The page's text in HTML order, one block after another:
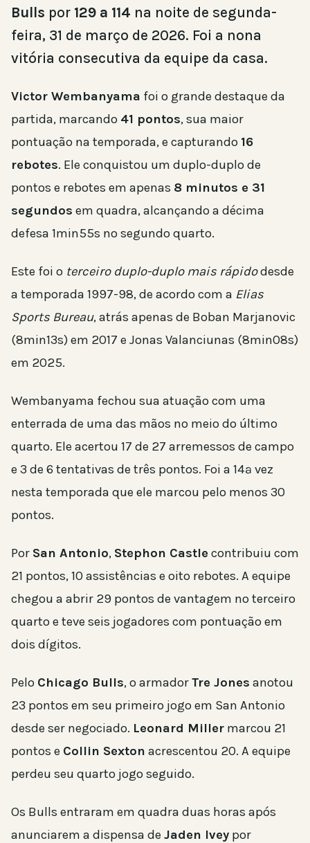
Bulls por 129 a 114 na noite de segunda-
feira, 31 de março de 2026. Foi a nona
vitória consecutiva da equipe da casa.
Victor Wembanyama foi o grande destaque da
partida, marcando 41 pontos, sua maior
pontuação na temporada, e capturando 16
rebotes. Ele conquistou um duplo-duplo de
pontos e rebotes em apenas 8 minutos e 31
segundos em quadra, alcançando a décima
defesa 1min55s no segundo quarto.
Este foi o terceiro duplo-duplo mais rápidodesde
a temporada 1997-98, de acordo com a Elias
Sports Bureau, atrás apenas de Boban Marjanovic
(8min13s) em 2017 e Jonas Valanciunas (8min08s)
em 2025.
Wembanyama fechou sua atuação com uma
enterrada de uma das mãos no meio do último
quarto. Ele acertou 17 de 27 arremessos de campo
e 3 de 6 tentativas de três pontos. Foi a 14ª vez
nesta temporada que ele marcou pelo menos 30
pontos.
Por San Antonio, Stephon Castle contribuiu com
21 pontos, 10 assistências e oito rebotes. A equipe
chegou a abrir 29 pontos de vantagem no terceiro
quarto e teve seis jogadores com pontuação em
dois dígitos.
Pelo Chicago Bulls, o armadorTre Jones anotou
23 pontos em seu primeiro jogo em San Antonio
desde ser negociado. Leonard Miller marcou 21
pontos e Collin Sexton acrescentou 20. A equipe
perdeu seu quarto jogo seguido.
Os Bulls entraram em quadra duas horas após
anunciarem a dispensa de Jaden Ivey por